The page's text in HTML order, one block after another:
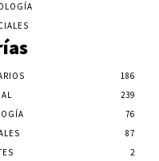
186
239
76
87
2